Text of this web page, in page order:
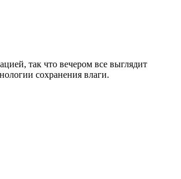
так что вечером все выглядит
сохранения влаги.